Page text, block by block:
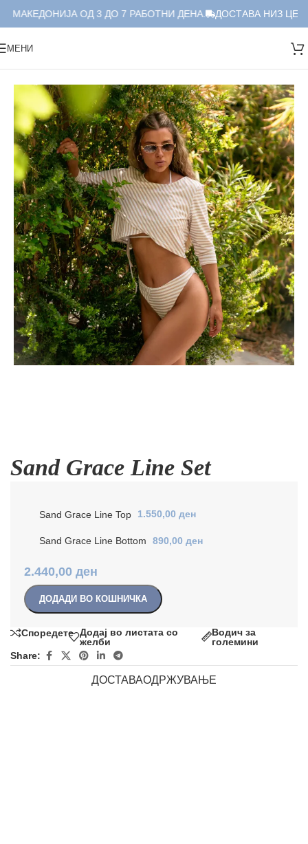
МАКЕДОНИЈА ОД 3 ДО 7 РАБОТНИ ДЕНА. ДОСТАВА НИЗ
МЕНИ
Sand Grace Line Set
Sand Grace Line Top 1.550,00 ден
Sand Grace Line Bottom 890,00 ден
2.440,00 ден
ДОДАДИ ВО КОШНИЧКА
Споредете Додај во листата со
желби
Водич за
големини
Share:
ДОСТАВАОДРЖУВАЊЕ